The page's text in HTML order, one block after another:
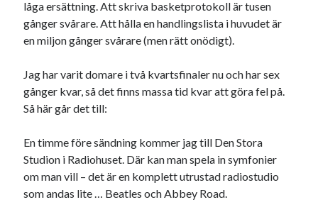
Kategorier
Kategorier
Etiketter
låga ersättning. Att skriva basketprotokoll är tusen
gånger svårare. Att hålla en handlingslista i huvudet är
en miljon gånger svårare (men rätt onödigt).
Jag har varit domare i två kvartsfinaler nu och har sex
gånger kvar, så det finns massa tid kvar att göra fel på.
Så här går det till:
En timme före sändning kommer jag till Den Stora
Studion i Radiohuset. Där kan man spela in symfonier
om man vill – det är en komplett utrustad radiostudio
som andas lite … Beatles och Abbey Road.